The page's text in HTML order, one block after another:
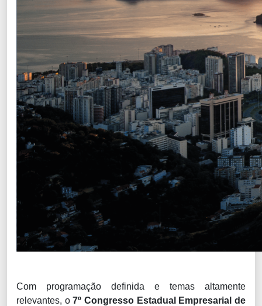
Com programação definida e temas altamente
relevantes, o7º Congresso Estadual Empresarial de